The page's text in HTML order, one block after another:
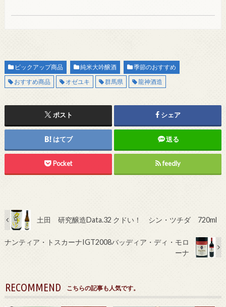
ピックアップ商品 純米大吟醸酒
季節のおすすめ
おすすめ商品
オゼユキ 群馬県 龍神酒造
ポスト シェア
はてブ 送る
Pocket feedly
土田 研究醸造Data.32 クドい！ シン・ツチダ 720ml
ナンティア・トスカーナIGT2008バッディア・ディ・モロ
ーナ
RECOMMEND こちらの記事も人気です。